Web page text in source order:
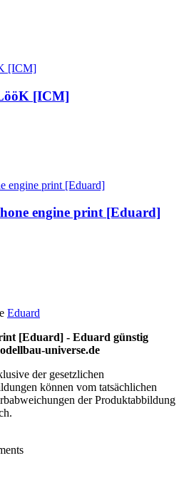
[ICM]
engine print [Eduard]
Eduard
[Eduard] - Eduard günstig
universe.de
der gesetzlichen
können vom tatsächlichen
der Produktabbildung